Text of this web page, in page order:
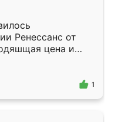
Ренессанс от
цена и
Приехавший
самый
1